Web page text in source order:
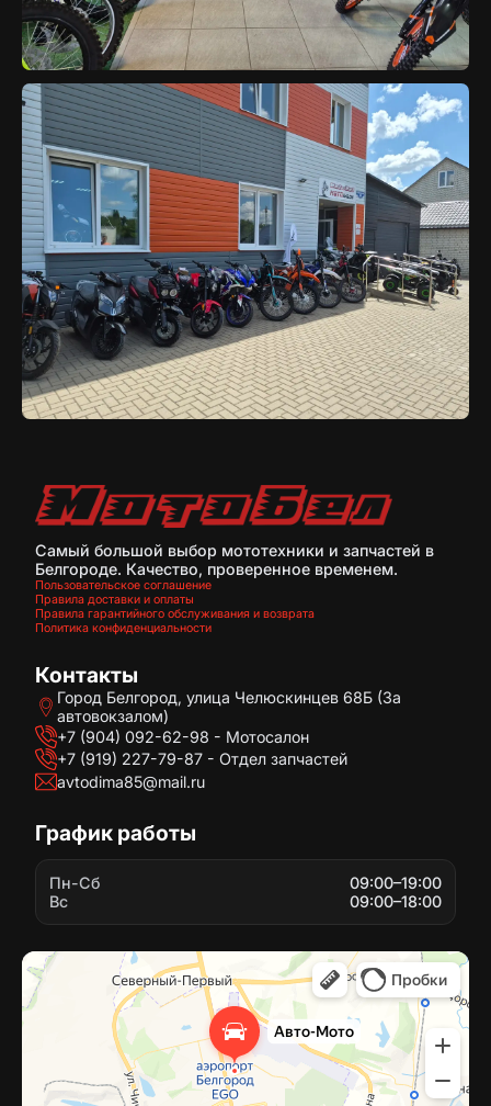
Самый большой выбор мототехники и запчастей в
Белгороде. Качество, проверенное временем.
Пользовательское соглашение
Правила доставки и оплаты
Правила гарантийного обслуживания и возврата
Политика конфиденциальности
Контакты
Город Белгород, улица Челюскинцев 68Б (За
автовокзалом)
+7 (904) 092-62-98 - Мотосалон
+7 (919) 227-79-87 - Отдел запчастей
avtodima85@mail.ru
График работы
Пн-Сб
09:00–19:00
Вс
09:00–18:00